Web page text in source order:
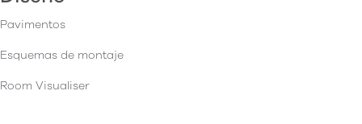
Pavimentos
Esquemas de montaje
Room Visualiser